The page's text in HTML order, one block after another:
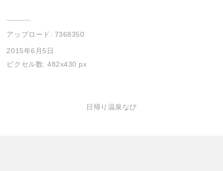
アップロード: 7368350
2015年6月5日
ピクセル数: 482x430 px
日帰り温泉なび